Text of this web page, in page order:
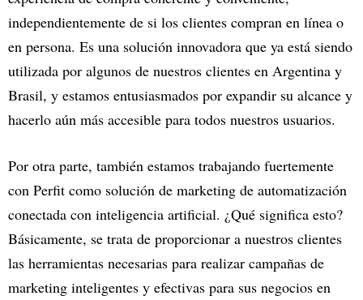
independientemente de si los clientes compran en línea o
en persona. Es una solución innovadora que ya está siendo
utilizada por algunos de nuestros clientes en Argentina y
Brasil, y estamos entusiasmados por expandir su alcance y
hacerlo aún más accesible para todos nuestros usuarios.
Por otra parte, también estamos trabajando fuertemente
con Perfit como solución de marketing de automatización
conectada con inteligencia artificial. ¿Qué significa esto?
Básicamente, se trata de proporcionar a nuestros clientes
las herramientas necesarias para realizar campañas de
marketing inteligentes y efectivas para sus negocios en